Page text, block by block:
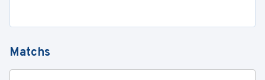
Matchs